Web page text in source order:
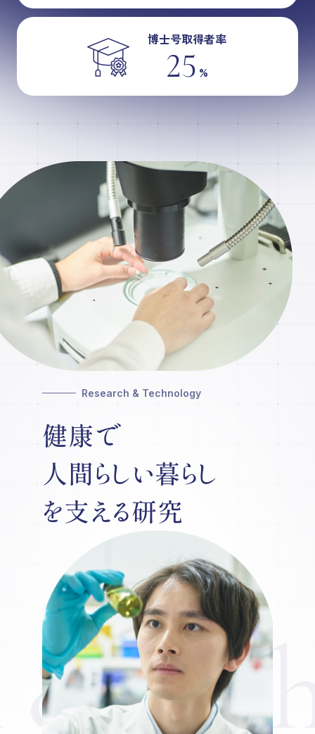
博士号取得者率
25 %
Research & Technology
健康で
人間らしい暮らし
を支える研究